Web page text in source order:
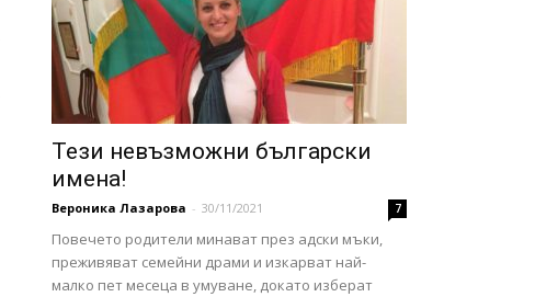
Тези невъзможни български
имена!
Вероника Лазарова - 30/11/2021 7
Повечето родители минават през адски мъки,
преживяват семейни драми и изкарват най-
малко пет месеца в умуване, докато изберат